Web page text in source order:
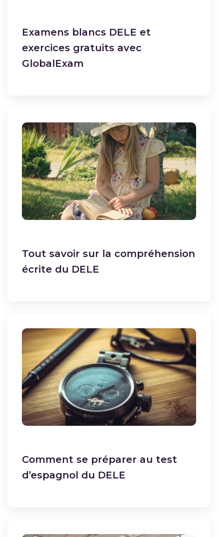
Examens blancs DELE et
exercices gratuits avec
GlobalExam
Tout savoir sur la compréhension
écrite du DELE
Comment se préparer au test
d’espagnol du DELE